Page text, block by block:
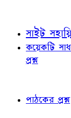
সাইট
কয়েকটি
প্রশ্ন
পাঠকের প্রশ্ন